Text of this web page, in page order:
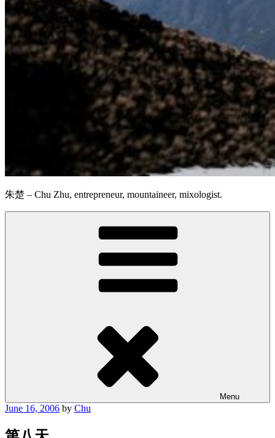
朱楚 – Chu Zhu, entrepreneur, mountaineer, mixologist.
Menu
Posted
June 16, 2006 by Chu